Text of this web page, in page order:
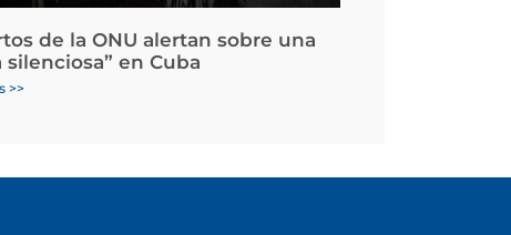
de la ONU alertan sobre una
silenciosa” en Cuba
>>